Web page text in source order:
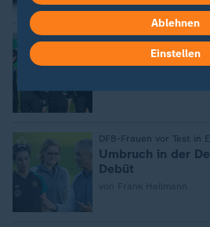
Bundestrainer Wück
:
Neues und
DFB-Frauen
DFB-Frauen vor Test in
:
Umbruch in der
Debüt
Ablehnen
Einstellen